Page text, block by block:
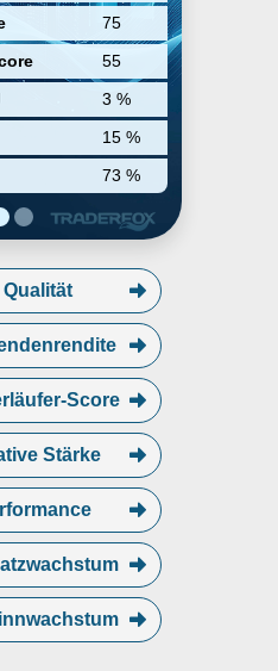
75
55
3 %
15 %
73 %
Qualität
Score
Stärke